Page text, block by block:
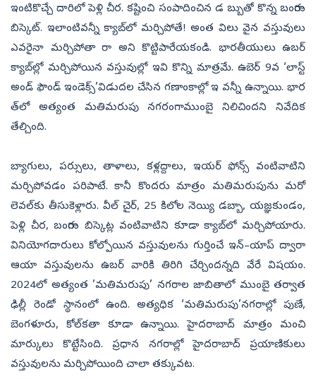
ఇంటికొచ్చే దారిలో పెళ్లి చీర. కష్టించి సంపాదించిన డ బ్బుతో కొన్న బంగారు
బిస్కెట్‌. ఇలాంటివన్నీ క్యాబ్‌లో మర్చిపోతే! అంత విలు వైన వస్తువులు
ఎవరైనా మర్చిపోతా రా అని కొట్టిపారేయకండి. భారతీయులు ఉబర్‌
క్యాబ్‌ల్లో మర్చిపోయిన వస్తువుల్లో ఇవి కొన్ని మాత్రమే. ఉబెర్‌ 9వ ‘లాస్ట్‌
అండ్‌ ఫౌండ్‌ ఇండెక్స్‌’విడుదల చేసిన గణాంకాల్లో ఇ వన్నీ ఉన్నాయి. భార
త్‌లో అత్యంత మతిమరుపు నగరంగా ముంబై నిలిచిందని నివేదిక
తేల్చింది.
బ్యాగులు, పర్సులు, తాళాలు, కళ్లద్దాలు, ఇయర్‌ ఫోన్స్‌ వంటివాటిని
మర్చిపోవడం పరిపాటే. కానీ కొందరు మాత్రం మతిమరుపును మరో
లెవల్‌కు తీసుకెళ్లారు. వీల్‌ చైర్, 25 కిలోల నెయ్యి డబ్బా, యజ్ఞకుండం,
పెళ్లి చీర, బంగారు బిస్కెట్ల వంటివాటిని కూడా క్యాబ్‌లో మర్చిపోయారు.
వినియోగదారులు కోల్పోయిన వస్తువులను గుర్తించే ఇన్‌–యాప్‌ ద్వారా
ఆయా వస్తువులను ఉబర్‌ వారికి తిరిగి చేర్చిందన్నది వేరే విషయం.
2024లో అత్యంత ’మతిమరుపు’ నగరాల జాబితాలో ముంబై తర్వాత
ఢిల్లీ రెండో స్థానంలో ఉంది. అత్యధిక ‘మతిమరుపు’నగరాల్లో పుణే,
బెంగళూరు, కోల్‌కతా కూడా ఉన్నాయి. హైదరాబాద్‌ మాత్రం మంచి
మార్కులు కొట్టేసింది. ప్రధాన నగరాల్లో హైదరాబాద్‌ ప్రయాణికులు
వస్తువులను మర్చిపోయింది చాలా తక్కువట.